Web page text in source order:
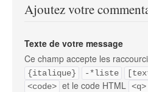
Ajoutez votre
Texte de votre message
Ce champ accepte les
{italique}
-*liste
<code> et le code HTML <q>